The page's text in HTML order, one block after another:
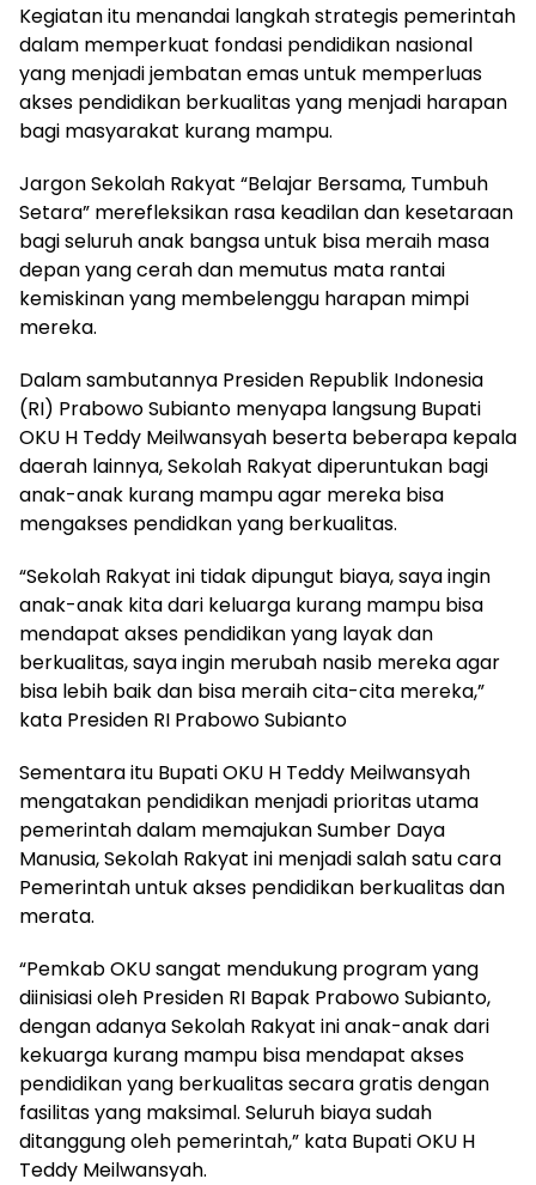
Kegiatan itu menandai langkah strategis pemerintah
dalam memperkuat fondasi pendidikan nasional
yang menjadi jembatan emas untuk memperluas
akses pendidikan berkualitas yang menjadi harapan
bagi masyarakat kurang mampu.
Jargon Sekolah Rakyat “Belajar Bersama, Tumbuh
Setara” merefleksikan rasa keadilan dan kesetaraan
bagi seluruh anak bangsa untuk bisa meraih masa
depan yang cerah dan memutus mata rantai
kemiskinan yang membelenggu harapan mimpi
mereka.
Dalam sambutannya Presiden Republik Indonesia
(RI) Prabowo Subianto menyapa langsung Bupati
OKU H Teddy Meilwansyah beserta beberapa kepala
daerah lainnya, Sekolah Rakyat diperuntukan bagi
anak-anak kurang mampu agar mereka bisa
mengakses pendidkan yang berkualitas.
“Sekolah Rakyat ini tidak dipungut biaya, saya ingin
anak-anak kita dari keluarga kurang mampu bisa
mendapat akses pendidikan yang layak dan
berkualitas, saya ingin merubah nasib mereka agar
bisa lebih baik dan bisa meraih cita-cita mereka,”
kata Presiden RI Prabowo Subianto
Sementara itu Bupati OKU H Teddy Meilwansyah
mengatakan pendidikan menjadi prioritas utama
pemerintah dalam memajukan Sumber Daya
Manusia, Sekolah Rakyat ini menjadi salah satu cara
Pemerintah untuk akses pendidikan berkualitas dan
merata.
“Pemkab OKU sangat mendukung program yang
diinisiasi oleh Presiden RI Bapak Prabowo Subianto,
dengan adanya Sekolah Rakyat ini anak-anak dari
kekuarga kurang mampu bisa mendapat akses
pendidikan yang berkualitas secara gratis dengan
fasilitas yang maksimal. Seluruh biaya sudah
ditanggung oleh pemerintah,” kata Bupati OKU H
Teddy Meilwansyah.